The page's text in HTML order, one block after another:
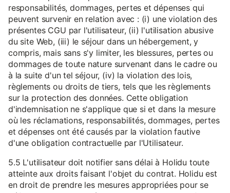
responsabilités, dommages, pertes et dépenses qui
peuvent survenir en relation avec : (i) une violation des
présentes CGU par l'utilisateur, (ii) l'utilisation abusive
du site Web, (iii) le séjour dans un hébergement, y
compris, mais sans s'y limiter, les blessures, pertes ou
dommages de toute nature survenant dans le cadre ou
à la suite d'un tel séjour, (iv) la violation des lois,
règlements ou droits de tiers, tels que les règlements
sur la protection des données. Cette obligation
d'indemnisation ne s'applique que si et dans la mesure
où les réclamations, responsabilités, dommages, pertes
et dépenses ont été causés par la violation fautive
d'une obligation contractuelle par l'Utilisateur.
5.5 L'utilisateur doit notifier sans délai à Holidu toute
atteinte aux droits faisant l'objet du contrat. Holidu est
en droit de prendre les mesures appropriées pour se